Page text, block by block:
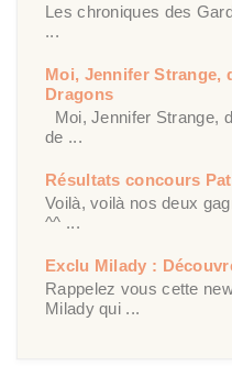
Les chroniques des
...
Moi, Jennifer Strange,
Dragons
Moi, Jennifer Strange,
de ...
Résultats concours
Voilà, voilà nos deux
^^ ...
Exclu Milady :
Rappelez vous cette
Milady qui ...